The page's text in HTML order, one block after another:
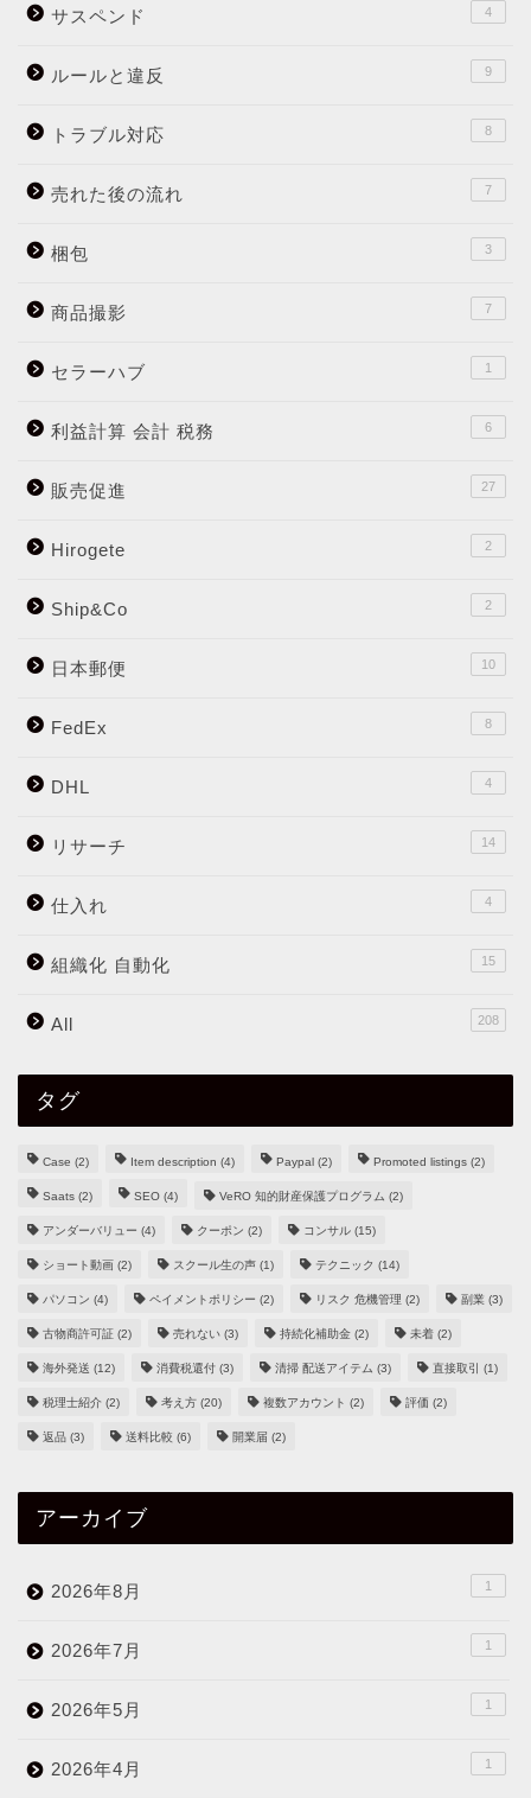
サスペンド 4
ルールと違反 9
トラブル対応 8
売れた後の流れ 7
梱包 3
商品撮影 7
セラーハブ 1
利益計算 会計 税務 6
販売促進 27
Hirogete 2
Ship&Co 2
日本郵便 10
FedEx 8
DHL 4
リサーチ 14
仕入れ 4
組織化 自動化 15
All 208
タグ
Case (2) Item description (4) Paypal (2) Promoted listings (2)
Saats (2) SEO (4) VeRO 知的財産保護プログラム (2)
アンダーバリュー (4) クーポン (2) コンサル (15)
ショート動画 (2) スクール生の声 (1) テクニック (14)
パソコン (4) ペイメントポリシー (2) リスク 危機管理 (2) 副業 (3)
古物商許可証 (2) 売れない (3) 持続化補助金 (2) 未着 (2)
海外発送 (12) 消費税還付 (3) 清掃 配送アイテム (3) 直接取引 (1)
税理士紹介 (2) 考え方 (20) 複数アカウント (2) 評価 (2)
返品 (3) 送料比較 (6) 開業届 (2)
アーカイブ
2026年8月 1
2026年7月 1
2026年5月 1
2026年4月 1